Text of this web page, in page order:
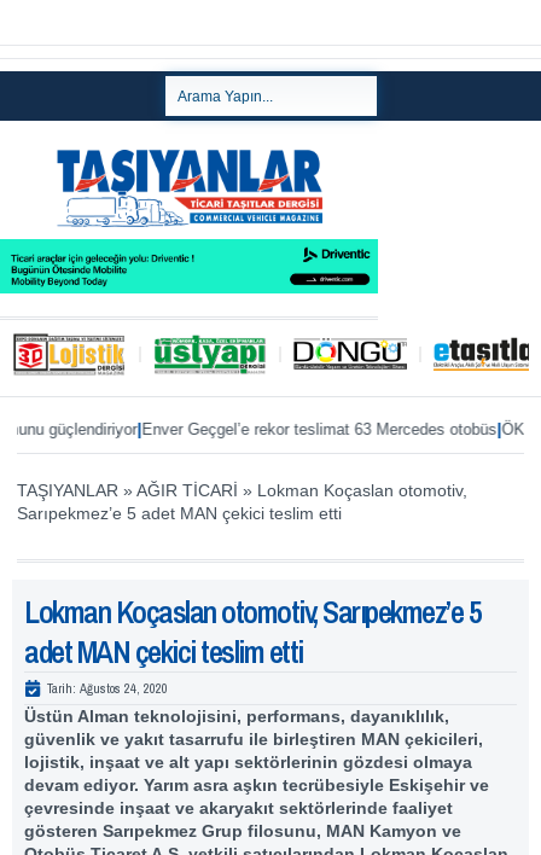
güçlendiriyor|Enver Geçgel’e rekor teslimat 63 Mercedes otobüs|ÖKN
TAŞIYANLAR »AĞIR TİCARİ » Lokman Koçaslan otomotiv,
Sarıpekmez’e 5 adet MAN çekici teslim etti
Lokman Koçaslan otomotiv, Sarıpekmez’e 5
adet MAN çekici teslim etti
Tarih: Ağustos 24, 2020
Üstün Alman teknolojisini, performans, dayanıklılık,
güvenlik ve yakıt tasarrufu ile birleştiren MAN çekicileri,
lojistik, inşaat ve alt yapı sektörlerinin gözdesi olmaya
devam ediyor. Yarım asra aşkın tecrübesiyle Eskişehir ve
çevresinde inşaat ve akaryakıt sektörlerinde faaliyet
gösteren Sarıpekmez Grup filosunu, MAN Kamyon ve